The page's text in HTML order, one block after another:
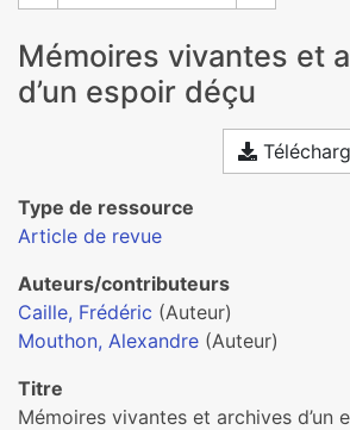
Mémoires vivantes et
d’un espoir déçu
Type de ressource
Article de revue
Auteurs/contributeurs
Caille, Frédéric (Auteur)
Mouthon, Alexandre (Auteur)
Titre
Mémoires vivantes et archives d’un